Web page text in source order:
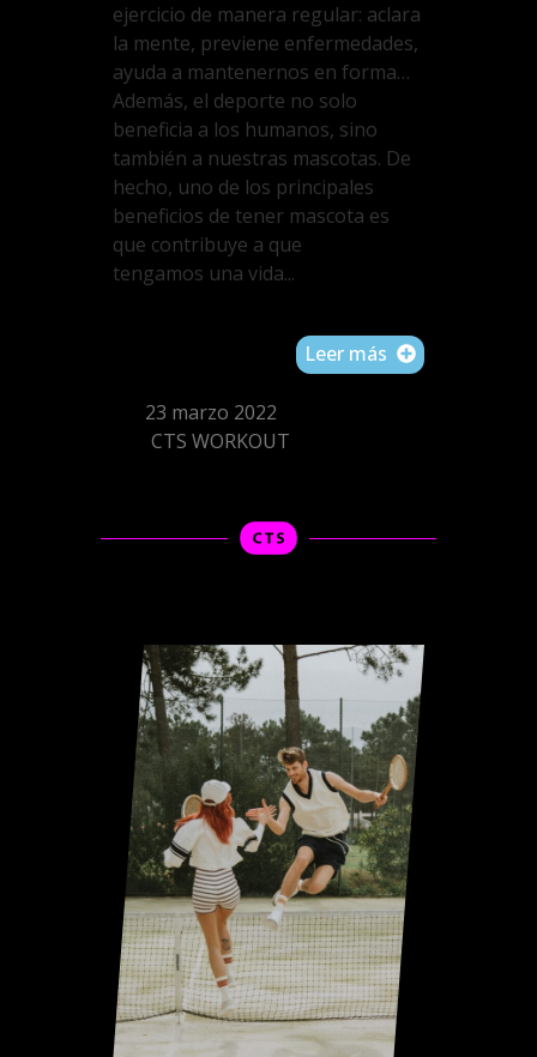
ejercicio de manera regular: aclara
la mente, previene enfermedades,
ayuda a mantenernos en forma…
Además, el deporte no solo
beneficia a los humanos, sino
también a nuestras mascotas. De
hecho, uno de los principales
beneficios de tener mascota es
que contribuye a que
tengamos una vida...
Leer más
23 marzo 2022
CTS WORKOUT